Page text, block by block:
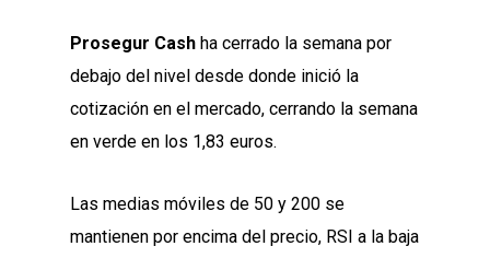
Prosegur Cash ha cerrado la semana por
debajo del nivel desde donde inició la
cotización en el mercado, cerrando la semana
en verde en los 1,83 euros.
Las medias móviles de 50 y 200 se
mantienen por encima del precio, RSI a la baja